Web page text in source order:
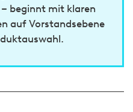
– beginnt mit klaren
auf Vorstandsebene